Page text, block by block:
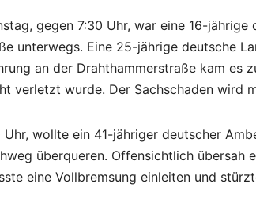
gegen 7:30 Uhr, war eine 16-
unterwegs. Eine 25-jährige deutsche
an der Drahthammerstraße kam es
verletzt wurde. Der Sachschaden wird
wollte ein 41-jähriger deutscher
überqueren. Offensichtlich übersah
eine Vollbremsung einleiten und